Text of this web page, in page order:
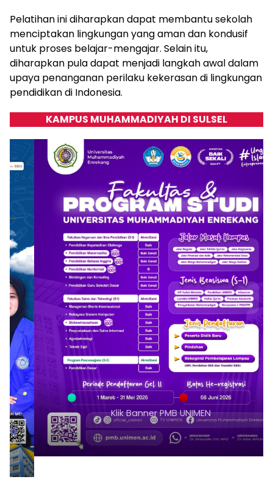
Pelatihan ini diharapkan dapat membantu sekolah
menciptakan lingkungan yang aman dan kondusif
untuk proses belajar-mengajar. Selain itu,
diharapkan pula dapat menjadi langkah awal dalam
upaya penanganan perilaku kekerasan di lingkungan
pendidikan di Indonesia.
KAMPUS MUHAMMADIYAH DI SULSEL
Klik Banner PMB UNIMEN